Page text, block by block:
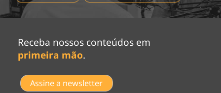
Receba nossos conteúdos em
primeira mão.
Assine a newsletter